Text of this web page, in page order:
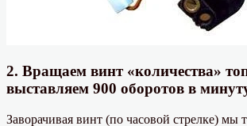
2. Вращаем винт «количества»
выставляем 900 оборотов в
Заворачивая винт (по часовой стрелке) мы